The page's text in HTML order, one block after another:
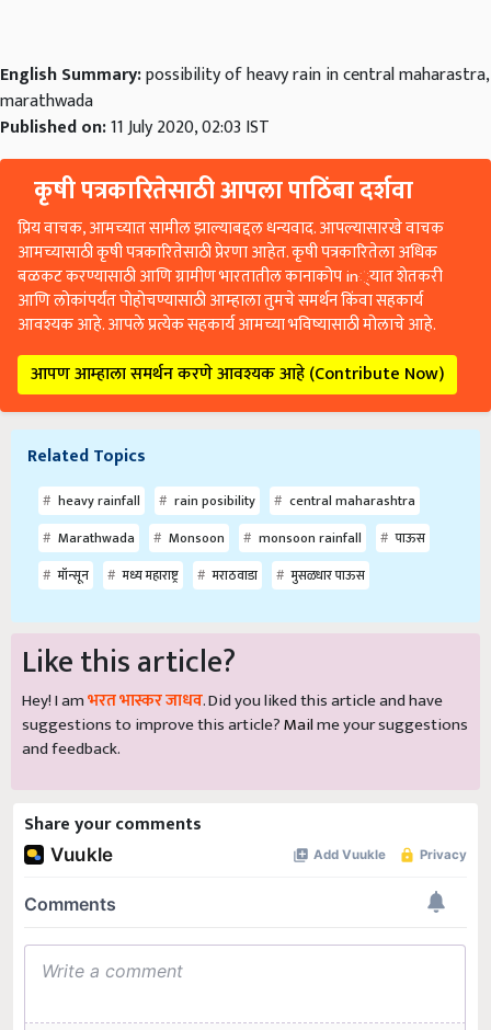
English Summary:possibility of heavy rain in central maharastra,
marathwada
Published on:11 July 2020, 02:03 IST
कृषी पत्रकारितेसाठी आपला पाठिंबा दर्शवा
प्रिय वाचक, आमच्यात सामील झाल्याबद्दल धन्यवाद. आपल्यासारखे वाचक
आमच्यासाठी कृषी पत्रकारितेसाठी प्रेरणा आहेत. कृषी पत्रकारितेला अधिक
बळकट करण्यासाठी आणि ग्रामीण भारतातील कानाकोप in्यात शेतकरी
आणि लोकांपर्यंत पोहोचण्यासाठी आम्हाला तुमचे समर्थन किंवा सहकार्य
आवश्यक आहे. आपले प्रत्येक सहकार्य आमच्या भविष्यासाठी मोलाचे आहे.
आपण आम्हाला समर्थन करणे आवश्यक आहे (Contribute Now)
Related Topics
heavy rainfall rain posibility
central maharashtra
Marathwada
Monsoon monsoon rainfall
पाऊस
मॉन्सून
मध्य महाराष्ट्र मराठवाडा मुसळधार पाऊस
Like this article?
Hey! I amभरत भास्कर जाधव. Did you liked this article and have
suggestions to improve this article?Mailme your suggestions
and feedback.
Share your comments